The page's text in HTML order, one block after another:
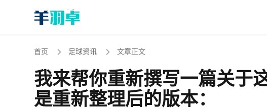
首页 足球资讯 文章正文
我来帮你重新撰写一篇关于
是重新整理后的版本：